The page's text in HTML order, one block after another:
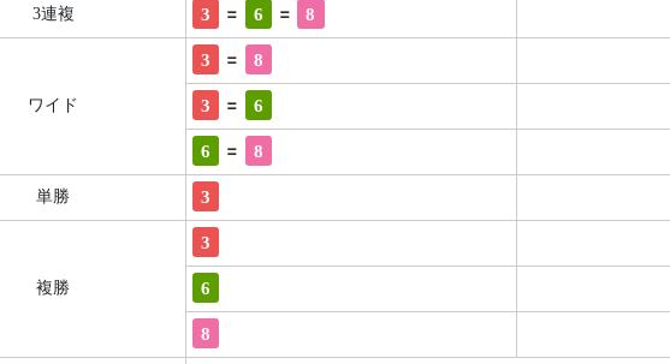
3連複 3 = 6 = 8
ワイド
3 = 8
3 = 6
6 = 8
単勝 3
複勝
3
6
8